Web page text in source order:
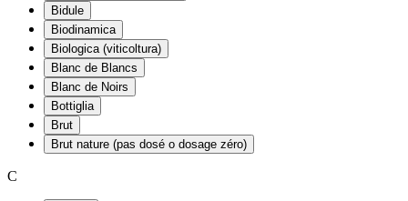
Bidule
Biodinamica
Biologica (viticoltura)
Blanc de Blancs
Blanc de Noirs
Bottiglia
Brut
Brut nature (pas dosé o dosage zéro)
C